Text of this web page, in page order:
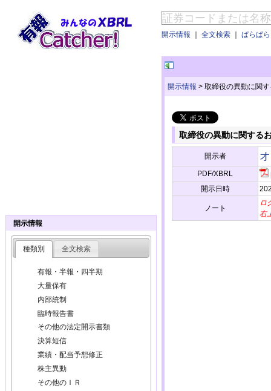
開示情報 ｜ 全文検索 ｜ ぱらぱ
開示情報 > 取締役の異動に関
取締役の異動に関する
開示者
PDF/XBRL
開示日時
ノート
ロ
右
開示情報
種類別 全文検索
有報・半報・四半期
大量保有
内部統制
臨時報告書
その他の法定開示書類
決算短信
業績・配当予想修正
株主異動
その他のＩＲ